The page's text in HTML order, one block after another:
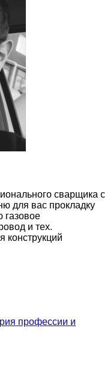
сварщика с
для вас прокладку
газовое
и тех.
конструкций